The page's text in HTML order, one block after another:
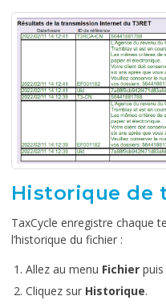
Historique de
TaxCycle enregistre chaque
l’historique du fichier :
Allez au menu Fichier
Cliquez sur Historique.